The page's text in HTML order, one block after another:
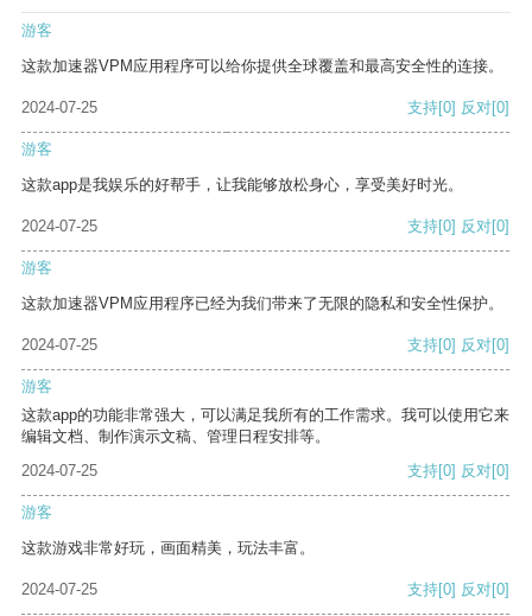
游客
这款加速器VPM应用程序可以给你提供全球覆盖和最高安全性的连接。
2024-07-25 支持[0] 反对[0]
游客
这款app是我娱乐的好帮手，让我能够放松身心，享受美好时光。
2024-07-25 支持[0] 反对[0]
游客
这款加速器VPM应用程序已经为我们带来了无限的隐私和安全性保护。
2024-07-25 支持[0] 反对[0]
游客
这款app的功能非常强大，可以满足我所有的工作需求。我可以使用它来
编辑文档、制作演示文稿、管理日程安排等。
2024-07-25
支持[0] 反对[0]
游客
这款游戏非常好玩，画面精美，玩法丰富。
2024-07-25 支持[0] 反对[0]